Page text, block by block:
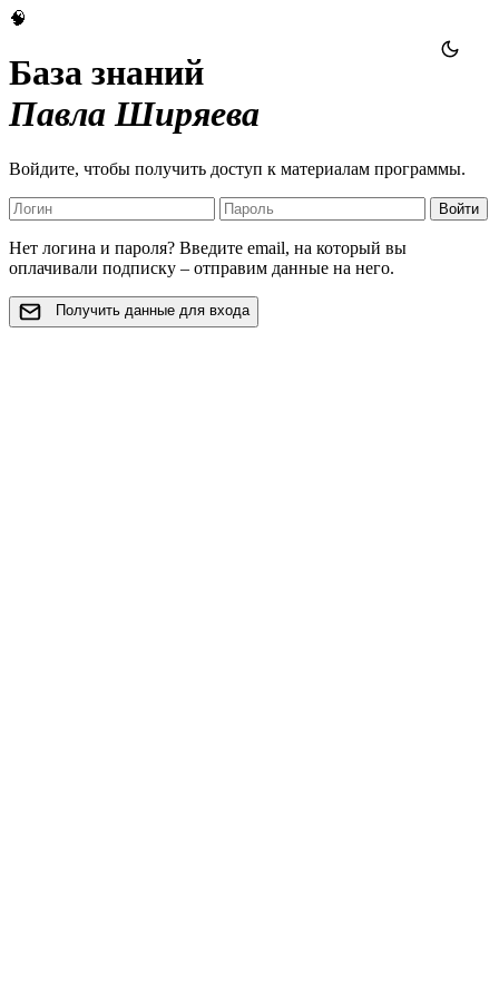
🧠
База знаний
Павла Ширяева
Войдите, чтобы получить доступ к материалам программы.
Войти
Нет логина и пароля? Введите email, на который вы
оплачивали подписку – отправим данные на него.
Получить данные для входа